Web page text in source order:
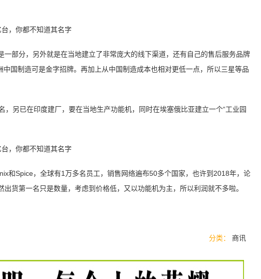
一部分，另外就是在当地建立了非常庞大的线下渠道，还有自己的售后服务品牌
国制造可是金字招牌。再加上从中国制造成本也相对更低一点，所以三星等品
另已在印度建厂，要在当地生产功能机，同时在埃塞俄比亚建立一个“工业园
和Spice，全球有1万多名员工，销售网络遍布50多个国家，也许到2018年，论
货第一名只是数量，考虑到价格低，又以功能机为主，所以利润就不多啦。
分类： 商讯